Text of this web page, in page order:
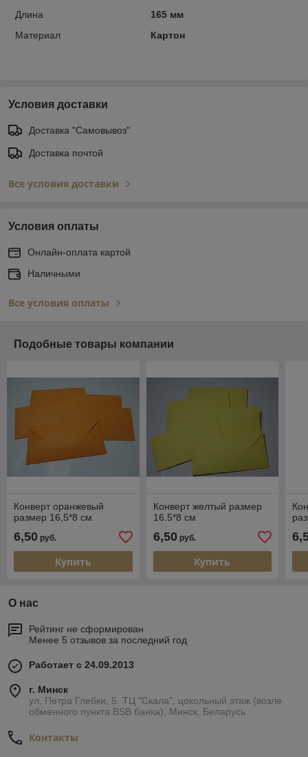
Длина
165 мм
Материал
Картон
Условия доставки
Доставка "Самовывоз"
Доставка почтой
Все условия доставки
Условия оплаты
Онлайн-оплата картой
Наличными
Все условия оплаты
Подобные товары компании
Конверт оранжевый
размер 16,5*8 см
6,50 руб.
Купить
Конверт желтый размер
16.5*8 см
6,50руб.
Купить
О нас
Рейтинг не сформирован
Менее 5 отзывов за последний год
Работает с 24.09.2013
г. Минск
ул, Петра Глебки, 5. ТЦ "Скала", цокольный этаж (возле
обменного пункта BSB банка), Минск, Беларусь
Контакты